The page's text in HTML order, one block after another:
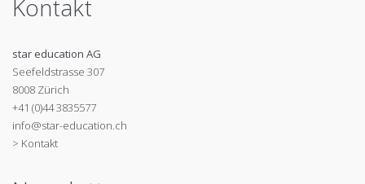
Kontakt
star education AG
Seefeldstrasse 307
8008 Zürich
+41 (0)44 3835577
info@star-education.ch
> Kontakt